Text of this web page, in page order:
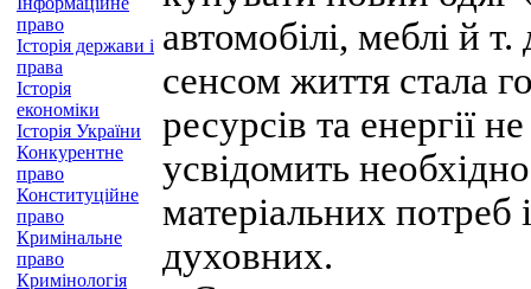
право
Історія держави і
права
Історія
економіки
Історія України
Конкурентне
право
Конституційне
право
Кримінальне
право
Кримінологія
автомобілі, меблі й
сенсом життя стала
ресурсів та енергії
усвідомить
матеріальних потреб
духовних.